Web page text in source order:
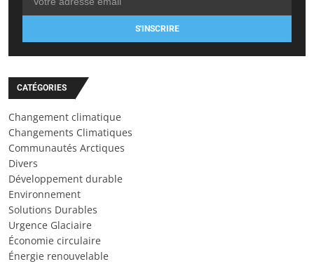
S'INSCRIRE
CATÉGORIES
Changement climatique
Changements Climatiques
Communautés Arctiques
Divers
Développement durable
Environnement
Solutions Durables
Urgence Glaciaire
Économie circulaire
Énergie renouvelable